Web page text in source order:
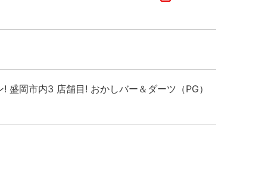
盛岡市内3 店舗目! おかしバー＆ダーツ（PG）